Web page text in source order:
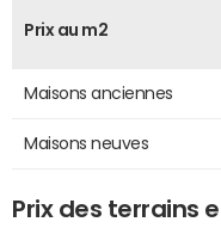
Prix au m2
Maisons anciennes
Maisons neuves
Prix des terrains